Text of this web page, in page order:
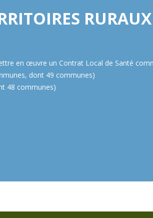
en œuvre un Contrat Local de Santé
dont 49 communes)
48 communes)